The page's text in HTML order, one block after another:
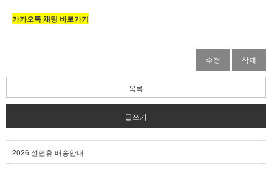
카카오톡 채팅 바로가기
수정 삭제
목록
글쓰기
2026 설연휴 배송안내